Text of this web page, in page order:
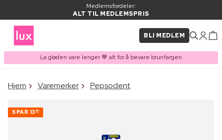
Medlemsfordeler:
ALT TIL MEDLEMSPRIS
BLI MEDLEM
La gløden vare lenger 🤎 alt for å bevare brunfargen
VARE LAGT I
Kjøpes ofte sammen med
Hjem Varemerker Pepsodent
SPAR 13 00